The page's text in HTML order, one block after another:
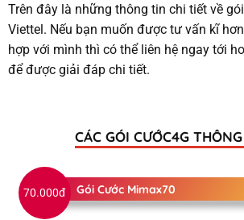
Trên đây là những thông tin chi tiết về
Viettel. Nếu bạn muốn được tư vấn kĩ
hợp với mình thì có thể liên hệ ngay tới
để được giải đáp chi tiết.
CÁC GÓI CƯỚC4G
70.000đ Gói Cước Mimax70